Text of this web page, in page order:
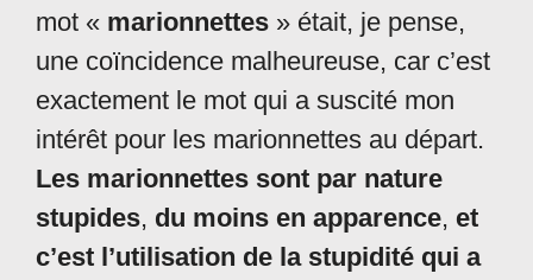
mot « marionnettes » était, je pense,
une coïncidence malheureuse, car c’est
exactement le mot qui a suscité mon
intérêt pour les marionnettes au départ.
Les marionnettes sont par nature
stupides, du moins en apparence, et
c’est l’utilisation de la stupidité qui a